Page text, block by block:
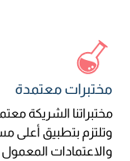
مختبرات معتمدة
مختبراتنا الشريكة
وتلتزم بتطبيق أعلى
والاعتمادات